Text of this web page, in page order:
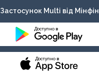
Застосунок Multi від Мінфін
Доступно в
Доступно в